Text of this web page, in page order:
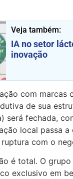
Veja também:
IA no setor
inovação
com marcas
de sua
será fechada,
local passa
ruptura com o
é total. O
exclusivo em